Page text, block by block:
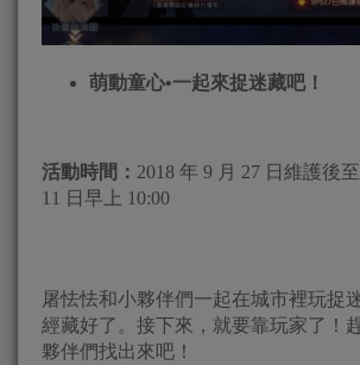
萌動童心•一起來捉迷藏吧！
活動時間： 2018 年 9 月 27 日維護後
11 日早上 10:00
屠怯怯和小夥伴們一起在城市裡玩捉
經藏好了。接下來，就要靠玩家了！
夥伴們找出來吧！